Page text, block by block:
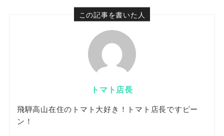
この記事を書いた人
トマト店長
飛騨高山在住のトマト大好き！トマト店長ですピー
ン！